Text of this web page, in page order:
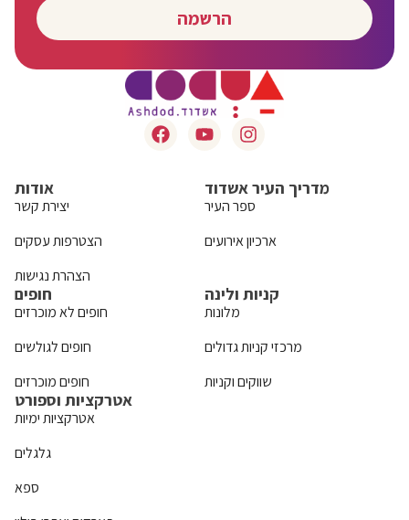
הרשמה
אודות
יצירת קשר
הצטרפות עסקים
הצהרת נגישות
מדריך העיר אשדוד
ספר העיר
ארכיון אירועים
חופים
חופים לא מוכרזים
חופים לגולשים
חופים מוכרזים
קניות ולינה
מלונות
מרכזי קניות גדולים
שווקים וקניות
אטרקציות וספורט
אטרקציות ימיות
גלגלים
ספא